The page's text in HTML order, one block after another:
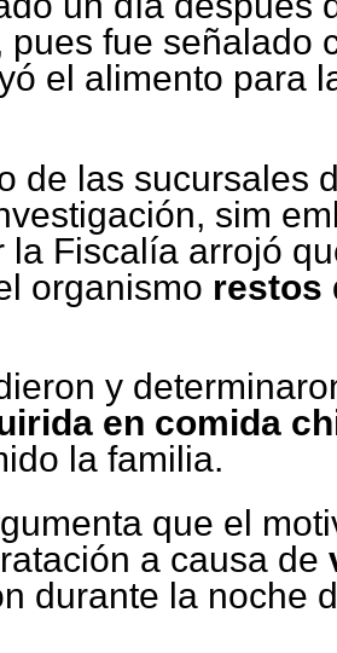
fue señalado
el alimento para
de las sucursales
sim
Fiscalía arrojó
organismo restos
y
en comida
la familia.
que el
a causa de
durante la noche